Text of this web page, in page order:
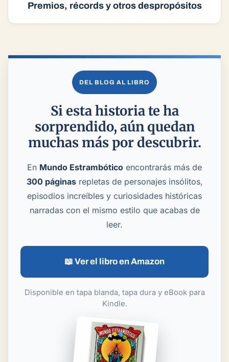
Premios, récords y otros despropósitos
DEL BLOG AL LIBRO
Si esta historia te ha
sorprendido, aún quedan
muchas más por descubrir.
En Mundo Estrambótico encontrarás más de
300 páginasrepletas de personajes insólitos,
episodios increíbles y curiosidades históricas
narradas con el mismo estilo que acabas de
leer.
📖 Ver el libro en Amazon
Disponible en tapa blanda, tapa dura y eBook para
Kindle.